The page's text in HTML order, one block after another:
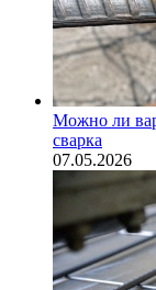
Можно ли
сварка
07.05.2026